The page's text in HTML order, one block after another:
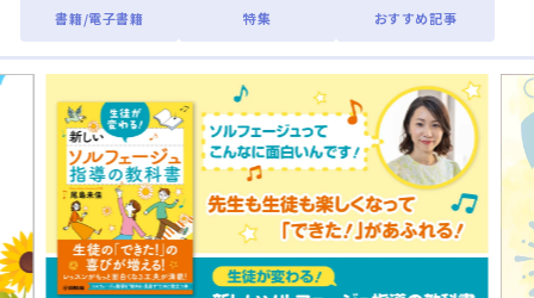
書籍/電子書籍 特集 おすすめ記事